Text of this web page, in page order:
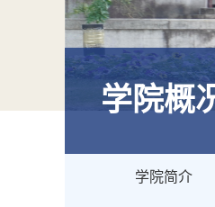
学院概
学院简介